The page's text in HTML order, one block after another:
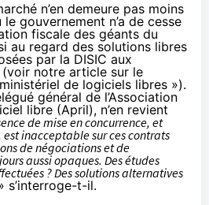
n’en demeure pas moins
le gouvernement n’a de cesse
fiscale des géants du
au regard des solutions libres
par la DISIC aux
voir notre article sur le
de logiciels libres »).
général de l’Association
libre (April), n’en revient
de mise en concurrence, et
inacceptable sur ces contrats
de négociations et de
aussi opaques. Des études
? Des solutions alternatives
s’interroge-t-il.